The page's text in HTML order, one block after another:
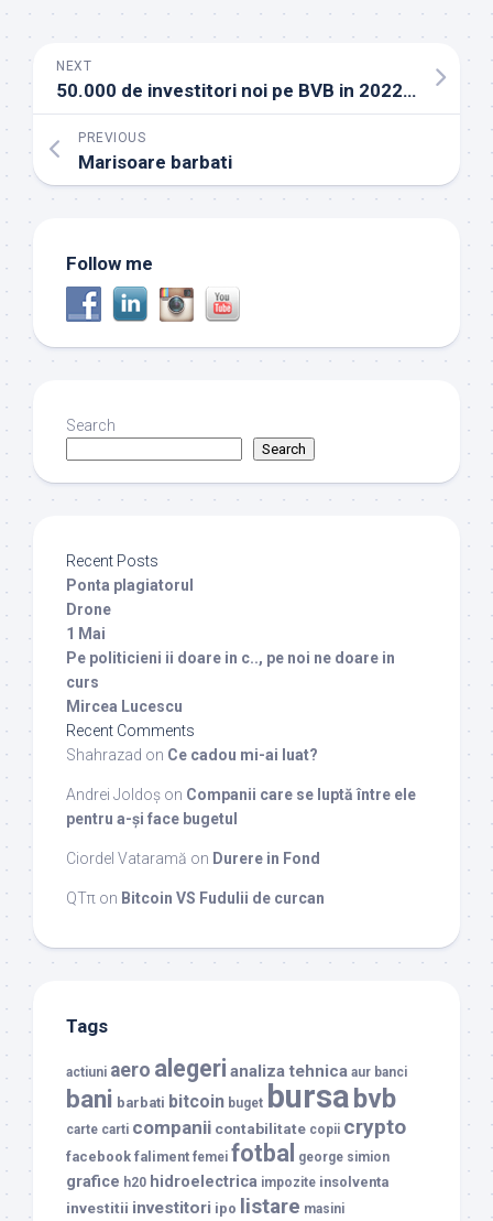
NEXT
50.000 de investitori noi pe BVB in 2022 – corectata
PREVIOUS
Marisoare barbati
Follow me
Search
Search
Recent Posts
Ponta plagiatorul
Drone
1 Mai
Pe politicieni ii doare in c.., pe noi ne doare in
curs
Mircea Lucescu
Recent Comments
Shahrazad on Ce cadou mi-ai luat?
Andrei Joldoș on Companii care se luptă între ele
pentru a-și face bugetul
Ciordel Vataramă on Durere in Fond
QTπ on Bitcoin VS Fudulii de curcan
Tags
actiuni aero alegeri analiza tehnica aur banci
bani barbati bitcoin buget bursabvb
carte carti companii contabilitate copii crypto
facebook faliment femei fotbal george simion
grafice h20 hidroelectrica impozite insolventa
investitii investitori ipo listare masini